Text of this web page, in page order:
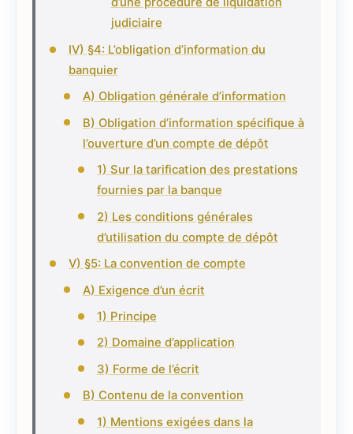
judiciaire
IV) §4: L’obligation d’information du
banquier
A) Obligation générale d’information
B) Obligation d’information spécifique à
l’ouverture d’un compte de dépôt
1) Sur la tarification des prestations
fournies par la banque
2) Les conditions générales
d’utilisation du compte de dépôt
V) §5: La convention de compte
A) Exigence d’un écrit
1) Principe
2) Domaine d’application
3) Forme de l’écrit
B) Contenu de la convention
1) Mentions exigées dans la